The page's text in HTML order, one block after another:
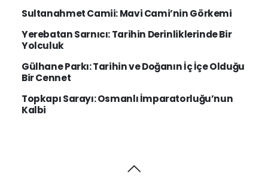
Sultanahmet Camii: Mavi Cami’nin Görkemi
Yerebatan Sarnıcı: Tarihin Derinliklerinde Bir
Yolculuk
Gülhane Parkı: Tarihin ve Doğanın İç İçe Olduğu
Bir Cennet
Topkapı Sarayı: Osmanlı İmparatorluğu’nun
Kalbi